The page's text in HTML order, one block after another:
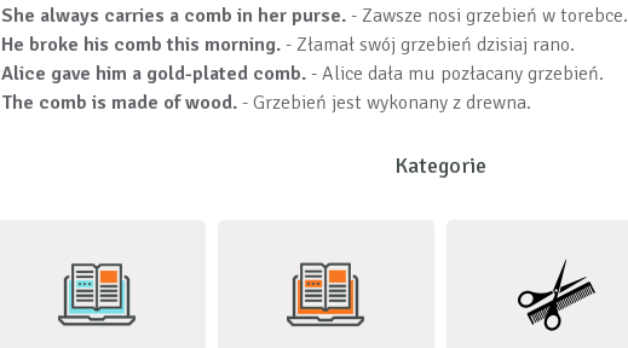
She always carries a comb in her purse. - Zawsze nosi grzebień w torebce.
He broke his comb this morning. - Złamał swój grzebień dzisiaj rano.
Alice gave him a gold-plated comb. - Alice dała mu pozłacany grzebień.
The comb is made of wood. - Grzebień jest wykonany z drewna.
Kategorie